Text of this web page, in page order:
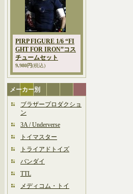
PIRP FIGURE 1/6 “FI
GHT FOR IRON”コス
チュームセット
9,980円(税込)
メーカー別
ブラザープロダクショ
ン
3A / Underverse
トイマスター
トライアドトイズ
バンダイ
TTL
メディコム・トイ